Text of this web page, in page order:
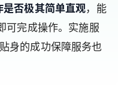
否极其简单直观，能
可完成操作。实施服
身的成功保障服务也